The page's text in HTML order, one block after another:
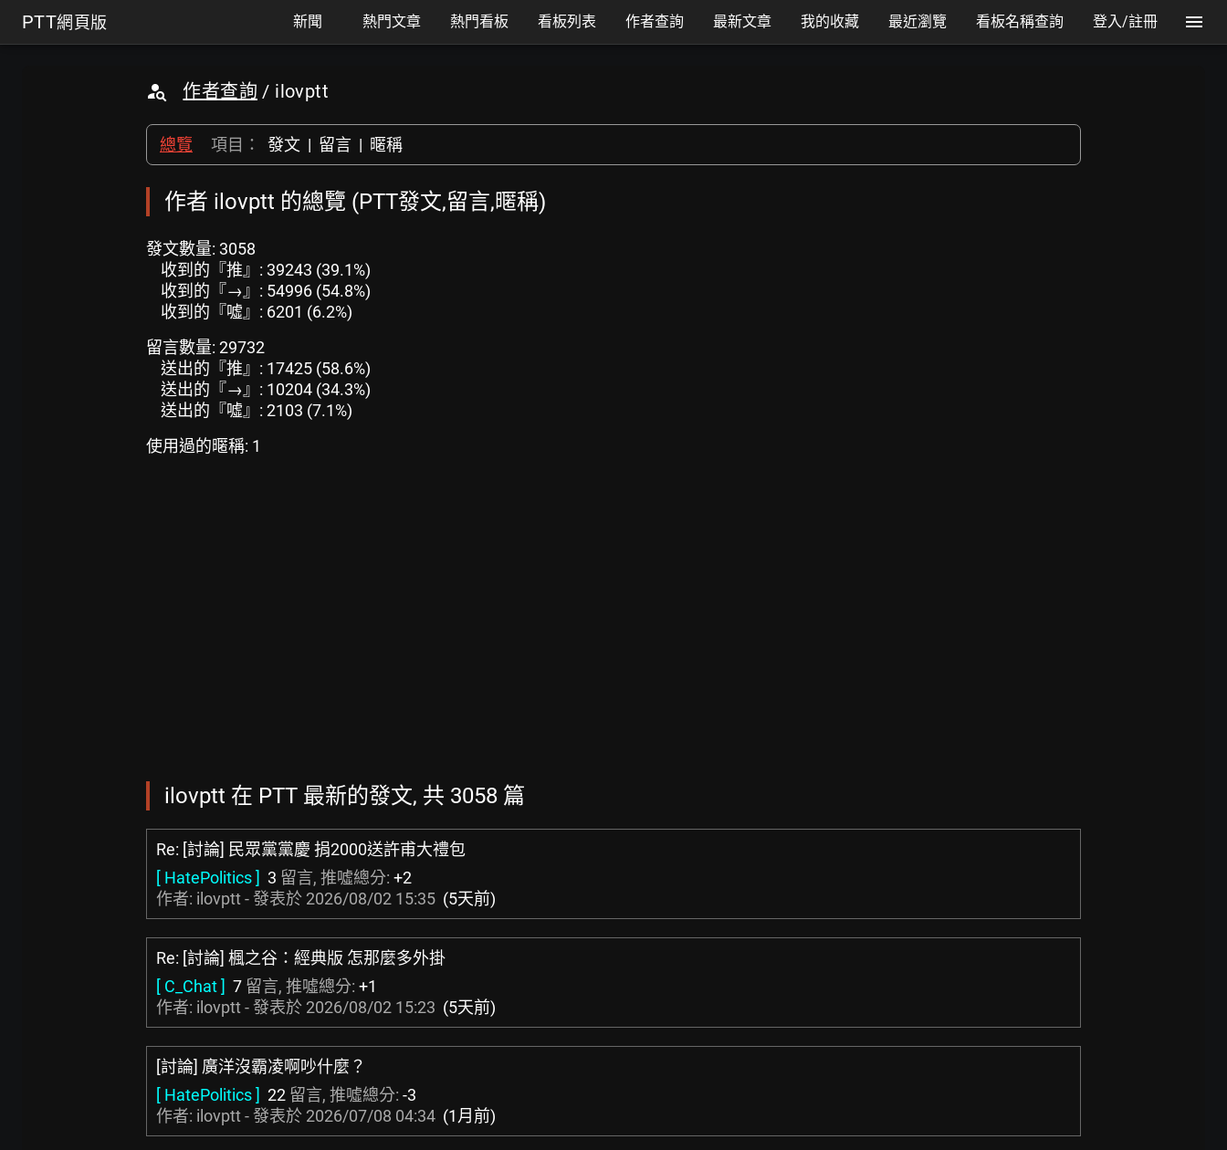
PTT網頁版 新聞 熱門文章 熱門看板 看板列表 作者查詢 最新文章 我的收藏 最近瀏覽 看板名稱查詢 登入/註冊
作者查詢 / ilovptt
總覽 項目： 發文 | 留言 | 暱稱
作者 ilovptt 的總覽 (PTT發文,留言,暱稱)
發文數量: 3058
收到的『推』: 39243 (39.1%)
收到的『→』: 54996 (54.8%)
收到的『噓』: 6201 (6.2%)
留言數量: 29732
送出的『推』: 17425 (58.6%)
送出的『→』: 10204 (34.3%)
送出的『噓』: 2103 (7.1%)
使用過的暱稱: 1
ilovptt 在 PTT 最新的發文, 共 3058 篇
Re: [討論] 民眾黨黨慶 捐2000送許甫大禮包
[ HatePolitics ] 3 留言, 推噓總分: +2
作者: ilovptt - 發表於 2026/08/02 15:35 (5天前)
Re: [討論] 楓之谷：經典版 怎那麼多外掛
[ C_Chat ] 7 留言, 推噓總分: +1
作者: ilovptt - 發表於 2026/08/02 15:23 (5天前)
[討論] 廣洋沒霸凌啊吵什麼？
[ HatePolitics ] 22 留言, 推噓總分: -3
作者: ilovptt - 發表於 2026/07/08 04:34 (1月前)